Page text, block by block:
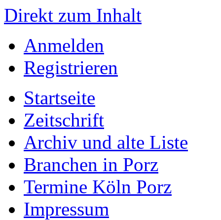
Direkt zum Inhalt
Anmelden
Registrieren
Startseite
Zeitschrift
Archiv und alte Liste
Branchen in Porz
Termine Köln Porz
Impressum